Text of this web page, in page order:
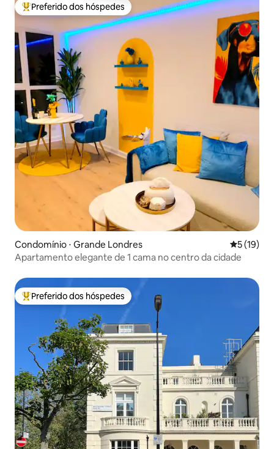
Entre os melhores preferidos dos hóspedes
Preferido dos hóspedes
Condomínio ⋅ Grande Londres 5 de uma
5 (19)
Apartamento elegante de 1 cama no centro da cidade
Entre os melhores preferidos dos hóspedes
Preferido dos hóspedes